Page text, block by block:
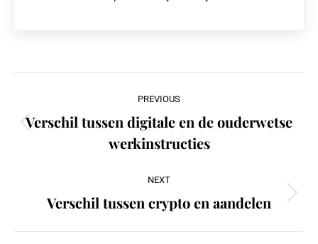
navigation
PREVIOUS
Previous
post:
Verschil tussen digitale en de ouderwetse
werkinstructies
NEXT
Next
Verschil tussen crypto en aandelen